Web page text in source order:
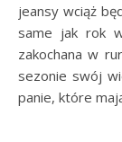
jeansy wciąż
same jak rok
zakochana w
sezonie swój
panie, które